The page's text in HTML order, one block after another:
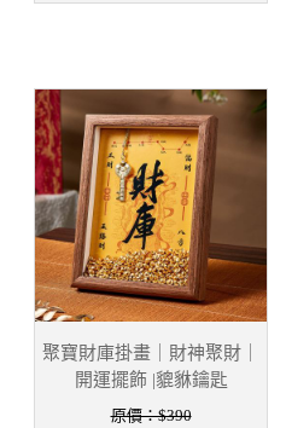
聚寶財庫掛畫｜財神聚財｜
開運擺飾 |貔貅鑰匙
原價：$390